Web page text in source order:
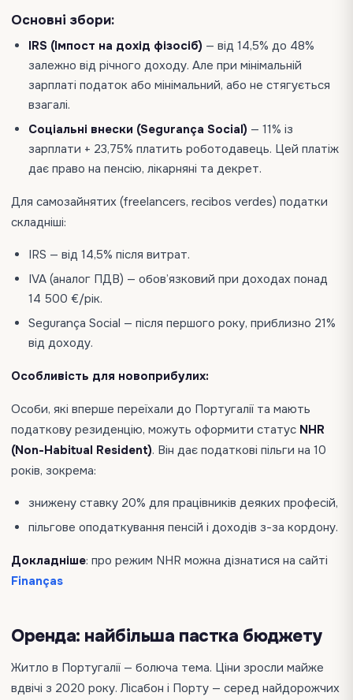
Основні збори:
IRS (Імпост на дохід фізосіб) — від 14,5% до 48%
залежно від річного доходу. Але при мінімальній
зарплаті податок або мінімальний, або не стягується
взагалі.
Соціальні внески (Segurança Social) — 11% із
зарплати + 23,75% платить роботодавець. Цей платіж
дає право на пенсію, лікарняні та декрет.
Для самозайнятих (freelancers, recibos verdes) податки
складніші:
IRS — від 14,5% після витрат.
IVA (аналог ПДВ) — обов’язковий при доходах понад
14 500 €/рік.
Segurança Social — після першого року, приблизно 21%
від доходу.
Особливість для новоприбулих:
Особи, які вперше переїхали до Португалії та мають
податкову резиденцію, можуть оформити статус NHR
(Non-Habitual Resident). Він дає податкові пільги на 10
років, зокрема:
знижену ставку 20% для працівників деяких професій,
пільгове оподаткування пенсій і доходів з-за кордону.
Докладніше: про режим NHR можна дізнатися на сайті
Finanças
Оренда: найбільша пастка бюджету
Житло в Португалії — болюча тема. Ціни зросли майже
вдвічі з 2020 року. Лісабон і Порту — серед найдорожчих